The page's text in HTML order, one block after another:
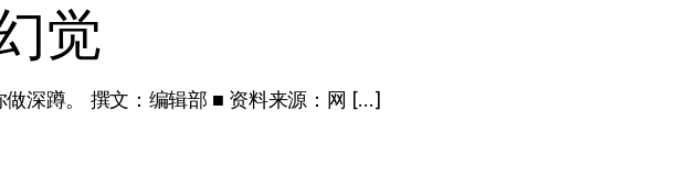
觉
深蹲。 撰文：编辑部 ■ 资料来源：网 […]